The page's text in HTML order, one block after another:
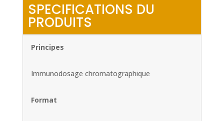
SPECIFICATIONS DU
PRODUITS
Principes
Immunodosage chromatographique
Format